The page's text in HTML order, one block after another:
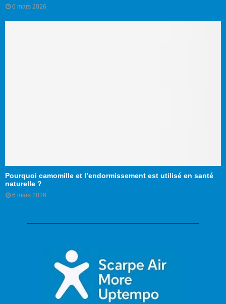
6 mars 2026
Pourquoi camomille et l’endormissement est utilisé en santé
naturelle ?
6 mars 2026